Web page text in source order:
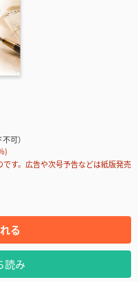
可）
)
す。広告や次号予告などは紙版発売
る
読み